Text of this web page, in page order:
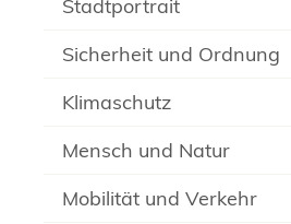
Stadtportrait
Sicherheit und Ordnung
Klimaschutz
Mensch und Natur
Mobilität und Verkehr